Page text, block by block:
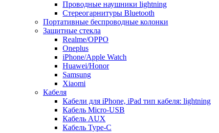
Проводные наушники lightning
Стереогарнитуры Bluetooth
Портативные беспроводные колонки
Защитные стекла
Realme/OPPO
Oneplus
iPhone/Apple Watch
Huawei/Honor
Samsung
Xiaomi
Кабеля
Кабели для iPhone, iPad тип кабеля: lightning
Кабель Micro-USB
Кабель AUX
Кабель Type-C